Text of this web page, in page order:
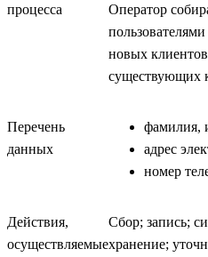
процесса
Оператор
новых
существующих
Перечень
данных
фамилия,
адрес
номер
Действия,
осуществляемые
Сбор; запись;
хранение;